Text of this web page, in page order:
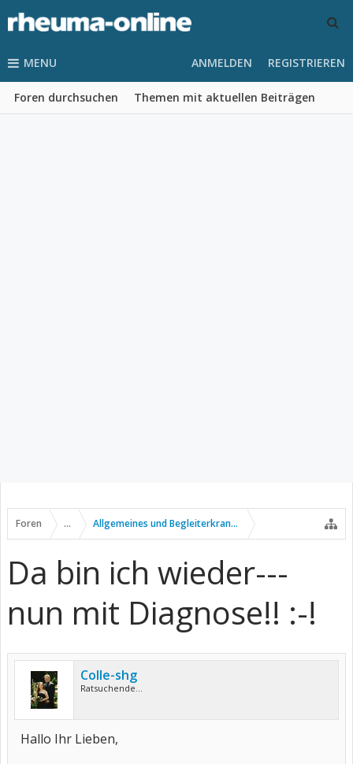
MENU
Foren durchsuchen Themen mit aktuellen Beiträgen
ANMELDEN REGISTRIEREN
Foren ... Allgemeines und Begleiterkrankungen
Da bin ich wieder---
nun mit Diagnose!! :-!
Colle-shg
Ratsuchende...
Hallo Ihr Lieben,